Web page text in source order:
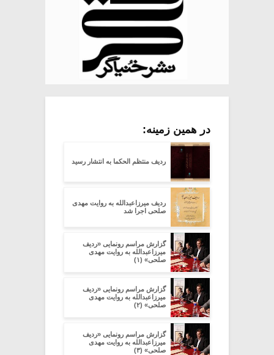
در همین زمینه:
ردیف منتظم الحکما به انتشار رسید
ردیف میرزاعبدالله به روایت مهدی
صلحی اجرا شد
گزارش مراسم رونمایی «ردیف
میرزاعبدالله به روایت مهدی
صلحی» (۱)
گزارش مراسم رونمایی «ردیف
میرزاعبدالله به روایت مهدی
صلحی» (۲)
گزارش مراسم رونمایی «ردیف
میرزاعبدالله به روایت مهدی
صلحی» (۳)